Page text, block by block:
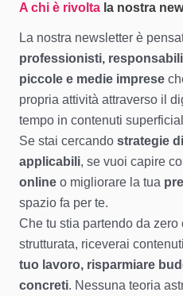
A chi è rivolta la nostra
La nostra newsletter è
professionisti,
piccole e medie imprese
propria attività attraverso il
tempo in contenuti
Se stai cercando strategie
applicabili, se vuoi capire
online o migliorare la tua
spazio fa per te.
Che tu stia partendo da zero
strutturata, riceverai
tuo lavoro, risparmiare
concreti. Nessuna teoria